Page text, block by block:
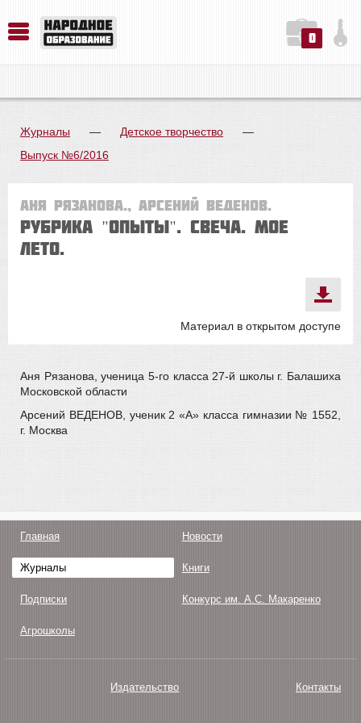
0
Журналы — Детское творчество
—
Выпуск №6/2016
Аня РЯЗАНОВА., Арсений ВЕДЕНОВ.
Рубрика "Опыты". СВЕЧА. МОЕ
ЛЕТО.
Материал в открытом доступе
Аня Рязанова, ученица 5-го класса 27-й школы г. Балашиха
Московской области
Арсений ВЕДЕНОВ, ученик 2 «А» класса гимназии № 1552,
г. Москва
Главная Новости
Журналы Книги
Подписки Конкурс им. А.С. Макаренко
Агрошколы
Издательство Контакты